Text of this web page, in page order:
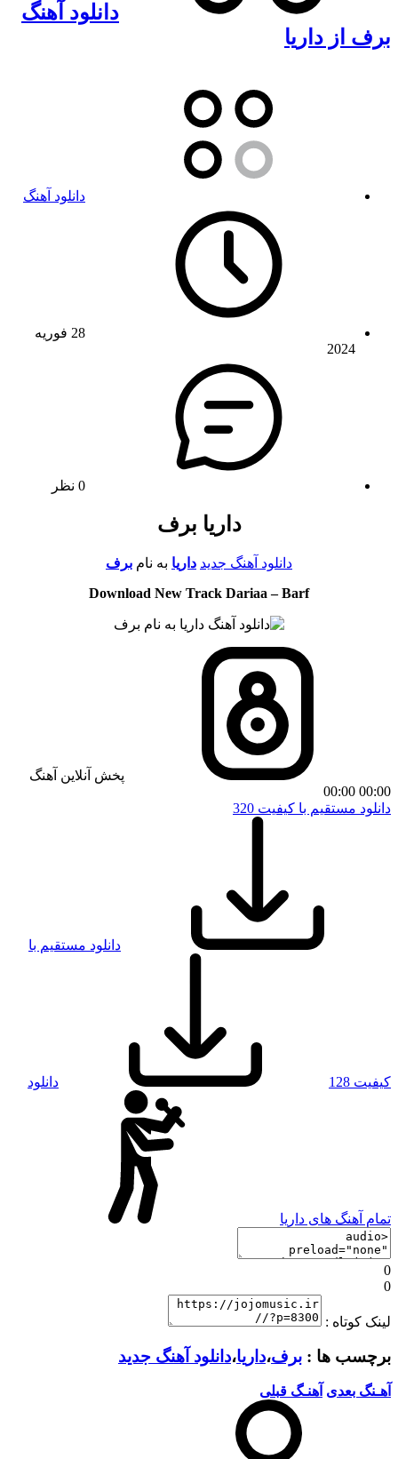
دانلود آهنگ
برف از داریا
دانلود آهنگ
28 فوریه
2024
داریا برف
دانلود آهنگ جدید داریا به نام برف
Download New Track Dariaa – Barf
پخش آنلاین آهنگ
00:00
00:00
دانلود مستقیم با کیفیت 320
دانلود مستقیم با
کیفیت 128 دانلود
تمام آهنگ های داریا
0
0
لینک کوتاه :
برچسب ها : برف،داریا،دانلود آهنگ جدید
آهـنگ بعدی آهنـگ قبلی